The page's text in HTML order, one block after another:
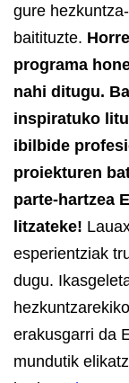
gure
baitituzte.
programa
nahi ditugu.
inspiratuko
ibilbide
proiekturen
parte-hartzea
litzateke!
esperientziak
dugu.
erakusgarri da
mundutik